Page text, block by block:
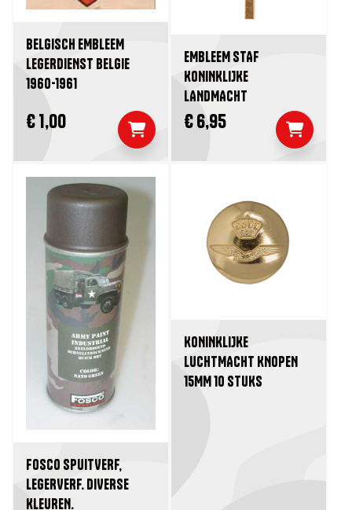
BELGISCH EMBLEEM
LEGERDIENST BELGIE
1960-1961
€ 1,00
EMBLEEM STAF
KONINKLIJKE
LANDMACHT
€ 6,95
FOSCO SPUITVERF,
LEGERVERF. DIVERSE
KLEUREN.
KONINKLIJKE
LUCHTMACHT KNOPEN
15MM 10 STUKS